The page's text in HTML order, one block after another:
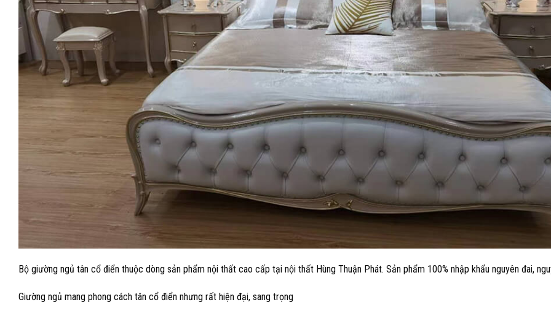
Bộ giường ngủ tân cổ điển thuộc dòng sản phẩm nội thất cao cấp tại nội thất Hùng Thuận Phát. Sản phẩm 100% nhập khẩu nguyên đai,
Giường ngủ mang phong cách tân cổ điển nhưng rất hiện đại, sang trọng